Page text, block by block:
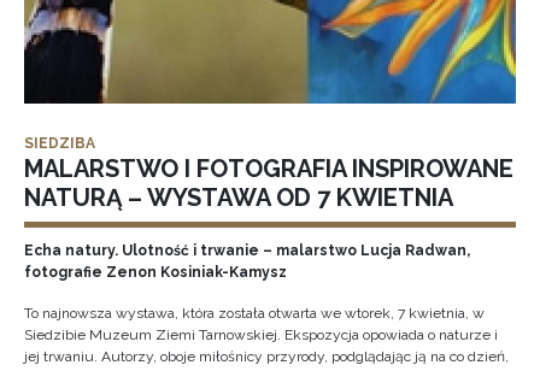
SIEDZIBA
MALARSTWO I FOTOGRAFIA INSPIROWANE
NATURĄ – WYSTAWA OD 7 KWIETNIA
Echa natury. Ulotność i trwanie – malarstwo Lucja Radwan,
fotografie Zenon Kosiniak-Kamysz
To najnowsza wystawa, która została otwarta we wtorek, 7 kwietnia, w
Siedzibie Muzeum Ziemi Tarnowskiej. Ekspozycja opowiada o naturze i
jej trwaniu. Autorzy, oboje miłośnicy przyrody, podglądając ją na co dzień,